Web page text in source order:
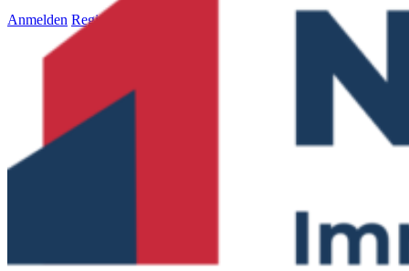
Anmelden Registrieren